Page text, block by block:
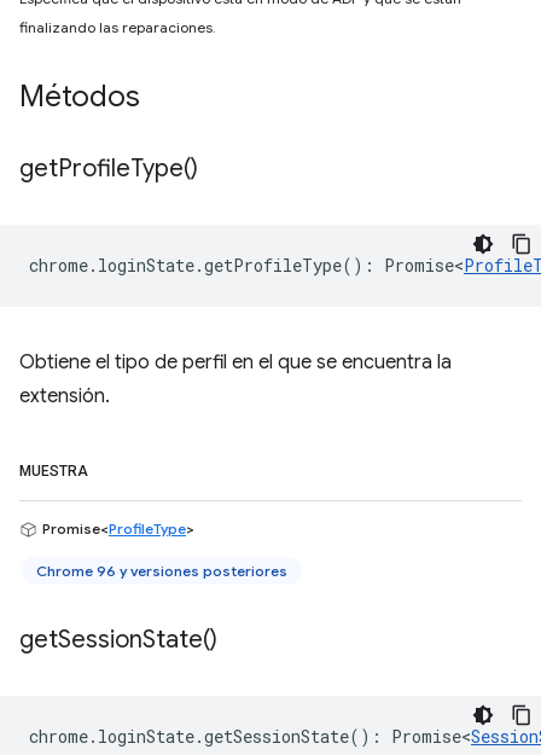
finalizando las reparaciones.
Métodos
getProfileType()
chrome. loginState.getProfileType() : Promise<
Obtiene el tipo de perfil en el que se encuentra la
extensión.
MUESTRA
Promise<ProfileType>
Chrome 96 y versiones posteriores
getSessionState()
chrome. loginState.getSessionState() : Promise<